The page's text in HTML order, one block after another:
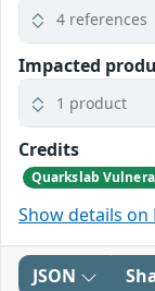
4 references
Impacted
1 product
Credits
Quarkslab
Show details on
JSON